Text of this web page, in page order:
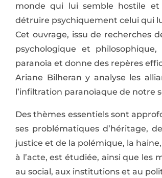
monde qui lui semble hostile et
détruire psychiquement celui qui
Cet ouvrage, issu de recherches
psychologique et
paranoïa et donne des repères
Ariane Bilheran y analyse les
l’infiltration paranoïaque de notre
Des thèmes essentiels sont
ses problématiques d’héritage,
justice et de la polémique, la
à l’acte, est étudiée, ainsi que
au social, aux institutions et au